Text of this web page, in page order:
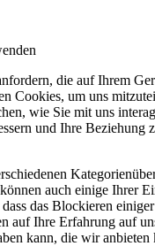
die auf Ihrem
Cookies, um uns
wie Sie mit uns
und Ihre Beziehung
auch einige Ihrer
das Blockieren
auf Ihre Erfahrung auf
kann, die wir anbieten